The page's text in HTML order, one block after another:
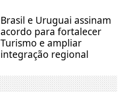
Brasil e Uruguai assinam
acordo para fortalecer
Turismo e ampliar
integração regional